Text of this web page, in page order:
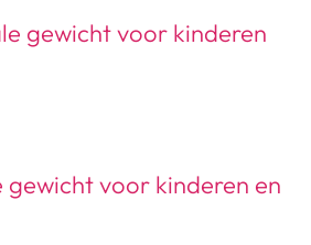
gewicht voor kinderen en